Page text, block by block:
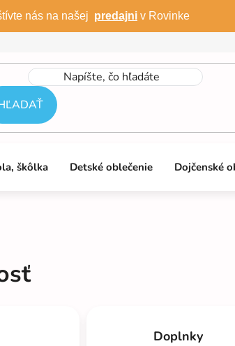
nás na našej predajni v Rovinke
škôlka Detské oblečenie Dojčenské
Doplnky